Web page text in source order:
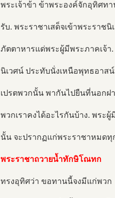
พระเจ้าข้า ข้าพระองค์จักอุทิศท
รับ. พระราชาเสด็จเข้าพระราช
ภัตตาหารแด่พระผู้มีพระภาคเจ้า
นิเวศน์ ประทับนั่งเหนือพุทธอาส
เปรตพวกนั้น พากันไปยืนที่นอกฝ
พวกเราคงได้อะไรกันบ้าง. พระ
นั้น จะปรากฏแก่พระราชาหมดทุ
พระราชาถวายน้ำทักษิโณทก
ทรงอุทิศว่า ขอทานนี้จงมีแก่พวก